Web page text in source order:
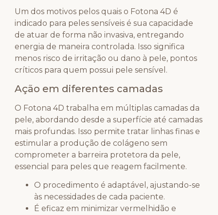
Um dos motivos pelos quais o Fotona 4D é
indicado para peles sensíveis é sua capacidade
de atuar de forma não invasiva, entregando
energia de maneira controlada. Isso significa
menos risco de irritação ou dano à pele, pontos
críticos para quem possui pele sensível.
Ação em diferentes camadas
O Fotona 4D trabalha em múltiplas camadas da
pele, abordando desde a superfície até camadas
mais profundas. Isso permite tratar linhas finas e
estimular a produção de colágeno sem
comprometer a barreira protetora da pele,
essencial para peles que reagem facilmente.
O procedimento é adaptável, ajustando-se
às necessidades de cada paciente.
É eficaz em minimizar vermelhidão e